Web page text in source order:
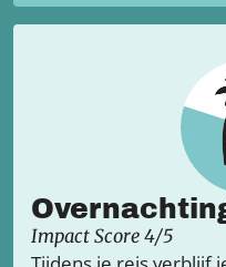
Impact Score 4/5